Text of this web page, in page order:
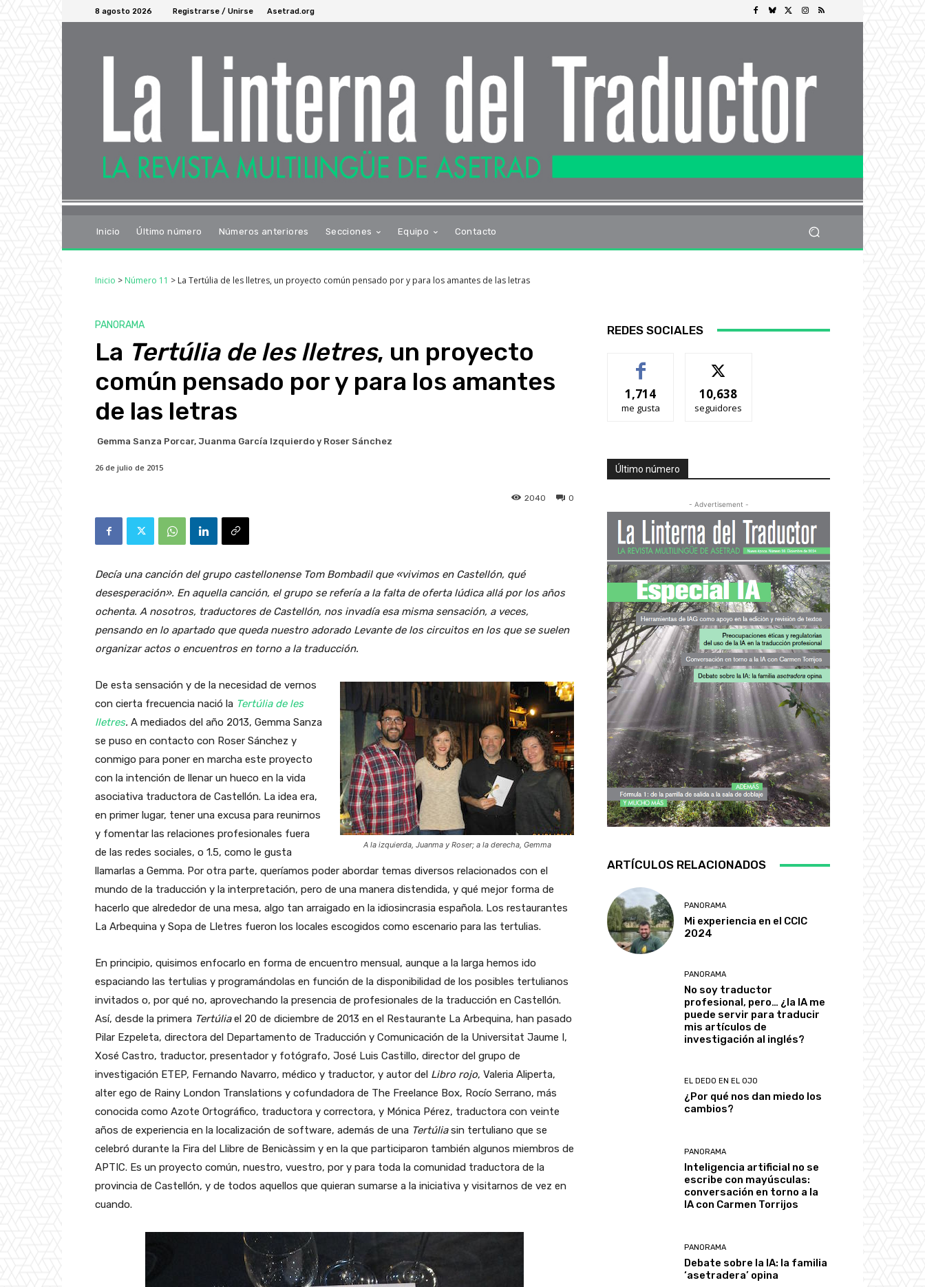
8 agosto 2026 Registrarse / Unirse Asetrad.org
Inicio Último número Números anteriores Secciones Equipo Contacto
Inicio > Número 11 > La Tertúlia de les lletres, un proyecto común pensado por y para los amantes de las letras
PANORAMA
La Tertúlia de les lletres, un proyecto
común pensado por y para los amantes
de las letras
Gemma Sanza Porcar, Juanma García Izquierdo y Roser Sánchez
26 de julio de 2015
0
2040
Decía una canción del grupo castellonense Tom Bombadil que «vivimos en Castellón, qué
desesperación». En aquella canción, el grupo se refería a la falta de oferta lúdica allá por los años
ochenta. A nosotros, traductores de Castellón, nos invadía esa misma sensación, a veces,
pensando en lo apartado que queda nuestro adorado Levante de los circuitos en los que se suelen
organizar actos o encuentros en torno a la traducción.
A la izquierda, Juanma y Roser; a la derecha, Gemma
De esta sensación y de la necesidad de vernos
con cierta frecuencia nació la Tertúlia de les
lletres. A mediados del año 2013, Gemma Sanza
se puso en contacto con Roser Sánchez y
conmigo para poner en marcha este proyecto
con la intención de llenar un hueco en la vida
asociativa traductora de Castellón. La idea era,
en primer lugar, tener una excusa para reunirnos
y fomentar las relaciones profesionales fuera
de las redes sociales, o 1.5, como le gusta
llamarlas a Gemma. Por otra parte, queríamos poder abordar temas diversos relacionados con el
mundo de la traducción y la interpretación, pero de una manera distendida, y qué mejor forma de
hacerlo que alrededor de una mesa, algo tan arraigado en la idiosincrasia española. Los restaurantes
La Arbequina y Sopa de Lletres fueron los locales escogidos como escenario para las tertulias.
En principio, quisimos enfocarlo en forma de encuentro mensual, aunque a la larga hemos ido
espaciando las tertulias y programándolas en función de la disponibilidad de los posibles tertulianos
invitados o, por qué no, aprovechando la presencia de profesionales de la traducción en Castellón.
Así, desde la primera Tertúliael 20 de diciembre de 2013 en el Restaurante La Arbequina, han pasado
Pilar Ezpeleta, directora del Departamento de Traducción y Comunicación de la Universitat Jaume I,
Xosé Castro, traductor, presentador y fotógrafo, José Luis Castillo, director del grupo de
investigación ETEP, Fernando Navarro, médico y traductor, y autor del Libro rojo, Valeria Aliperta,
alter ego de Rainy London Translations y cofundadora de The Freelance Box, Rocío Serrano, más
conocida como Azote Ortográfico, traductora y correctora, y Mónica Pérez, traductora con veinte
años de experiencia en la localización de software, además de una Tertúliasin tertuliano que se
celebró durante la Fira del Llibre de Benicàssim y en la que participaron también algunos miembros de
APTIC. Es un proyecto común, nuestro, vuestro, por y para toda la comunidad traductora de la
provincia de Castellón, y de todos aquellos que quieran sumarse a la iniciativa y visitarnos de vez en
cuando.
REDES SOCIALES
1,714
me gusta
10,638
seguidores
Último número
- Advertisement -
ARTÍCULOS RELACIONADOS
PANORAMA
Mi experiencia en el CCIC
2024
PANORAMA
No soy traductor
profesional, pero… ¿la IA me
puede servir para traducir
mis artículos de
investigación al inglés?
EL DEDO EN EL OJO
¿Por qué nos dan miedo los
cambios?
PANORAMA
Inteligencia artificial no se
escribe con mayúsculas:
conversación en torno a la
IA con Carmen Torrijos
PANORAMA
Debate sobre la IA: la familia
‘asetradera’ opina